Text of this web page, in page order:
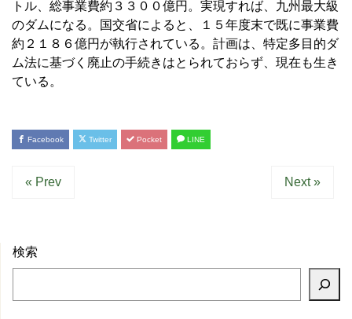
トル、総事業費約３３００億円。実現すれば、九州最大級
のダムになる。国交省によると、１５年度末で既に事業費
約２１８６億円が執行されている。計画は、特定多目的ダ
ム法に基づく廃止の手続きはとられておらず、現在も生き
ている。
Facebook Twitter Pocket LINE
« Prev Next »
検索